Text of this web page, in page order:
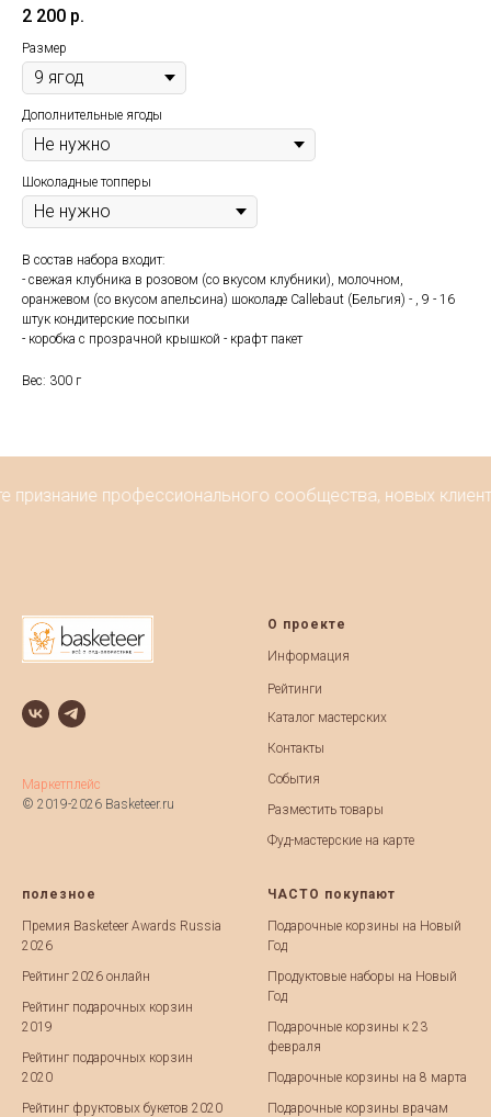
2 200 р.
Размер
Дополнительные ягоды
Шоколадные топперы
В состав набора входит:
- свежая клубника в розовом (со вкусом клубники), молочном,
оранжевом (со вкусом апельсина) шоколаде Callebaut (Бельгия) - , 9 - 16
штук кондитерские посыпки
- коробка с прозрачной крышкой - крафт пакет
Вес: 300 г
профессионального сообщества, новых
Маркетплейс
© 2019-2026 Basketeer.ru
О проекте
Информация
Рейтинги
Каталог мастерских
Контакты
События
Разместить товары
Фуд-мастерские на карте
полезное
Премия Basketeer Awards Russia
2026
Рейтинг 2026 онлайн
Рейтинг подарочных корзин
2019
Рейтинг подарочных корзин
2020
Рейтинг фруктовых букетов 2020
ЧАСТО покупают
Подарочные корзины на Новый
Год
Продуктовые наборы на Новый
Год
Подарочные корзины к 23
февраля
Подарочные корзины на 8 марта
Подарочные корзины врачам